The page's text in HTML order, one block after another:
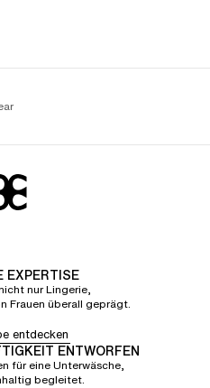
EXPERTISE
nur Lingerie,
Frauen überall geprägt.
entdecken
ENTWORFEN
für eine Unterwäsche,
begleitet.